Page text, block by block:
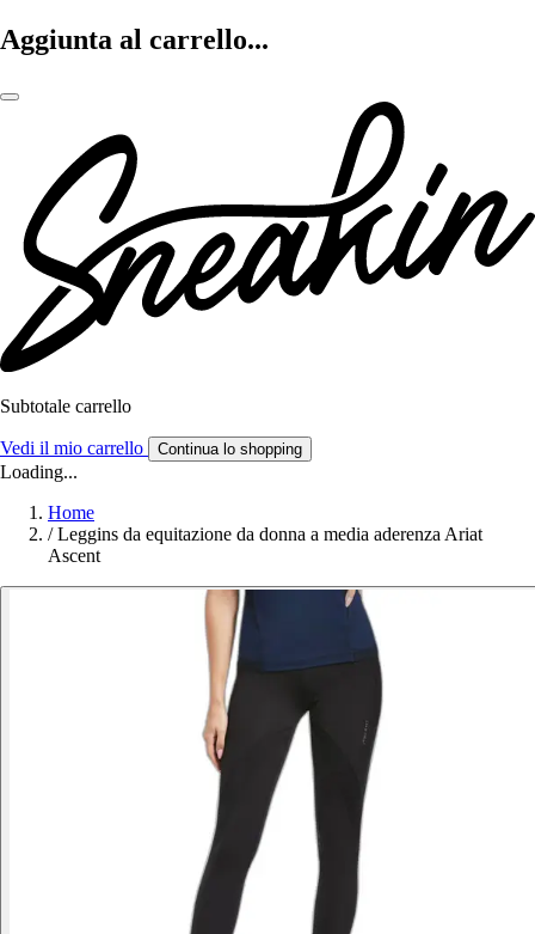
Aggiunta al carrello...
Subtotale carrello
Vedi il mio carrello Continua lo shopping
Loading...
Home
/ Leggins da equitazione da donna a media aderenza Ariat
Ascent